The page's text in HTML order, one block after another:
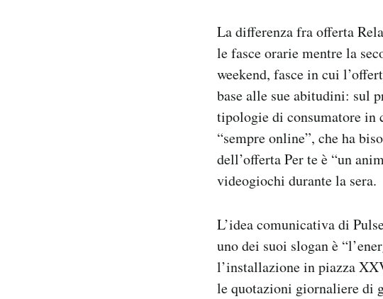
La differenza fra offerta
le fasce orarie mentre la
weekend, fasce in cui
base alle sue abitudini: sul
tipologie di consumatore in
“sempre online”, che ha
dell’offerta Per te è “un
videogiochi durante la sera.
L’idea comunicativa di
uno dei suoi slogan è
l’installazione in piazza
le quotazioni giornaliere di